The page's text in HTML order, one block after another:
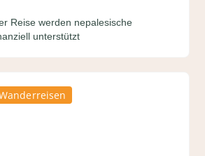
Reise werden nepalesische
unterstützt